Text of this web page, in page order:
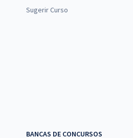
Sugerir Curso
BANCAS DE CONCURSOS